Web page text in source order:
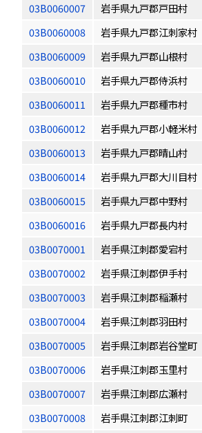
03B0060007
岩手県九戸郡戸田村
03B0060008
岩手県九戸郡江刺家村
03B0060009
岩手県九戸郡山根村
03B0060010
岩手県九戸郡侍浜村
03B0060011
岩手県九戸郡種市村
03B0060012
岩手県九戸郡小軽米村
03B0060013
岩手県九戸郡晴山村
03B0060014
岩手県九戸郡大川目村
03B0060015
岩手県九戸郡中野村
03B0060016
岩手県九戸郡長内村
03B0070001
岩手県江刺郡愛宕村
03B0070002
岩手県江刺郡伊手村
03B0070003
岩手県江刺郡稲瀬村
03B0070004
岩手県江刺郡羽田村
03B0070005
岩手県江刺郡岩谷堂町
03B0070006
岩手県江刺郡玉里村
03B0070007
岩手県江刺郡広瀬村
03B0070008
岩手県江刺郡江刺町